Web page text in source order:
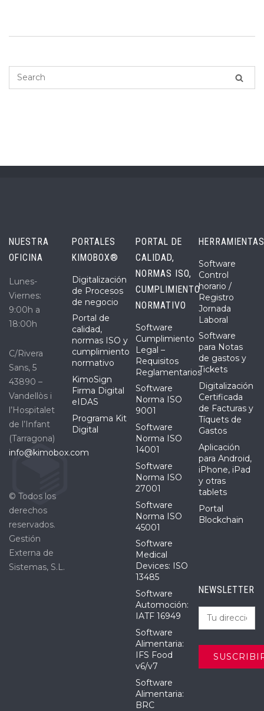
NUESTRA
OFICINA
Lunes-
Viernes:
9:00h a
18:00h
C/Rivera
Sans, 5
43890 –
Vandellòs i
l’Hospitalet
de l’Infant
(Tarragona)
info@kimobox.com
© Todos los
derechos
reservados.
Gestión
Externa de
Sistemas, S.L.
PORTALES
KIMOBOX®
Digitalización
de Procesos
de negocio
Portal de
calidad,
normas ISO y
cumplimiento
normativo
KimoSign
Firma Digital
eIDAS
Programa Kit
Digital
PORTAL DE
CALIDAD,
NORMAS ISO,
CUMPLIMIENTO
NORMATIVO
Software
Cumplimiento
Legal –
Requisitos
Reglamentarios
Software
Norma ISO
9001
Software
Norma ISO
14001
Software
Norma ISO
27001
Software
Norma ISO
45001
Software
Medical
Devices: ISO
13485
Software
Automoción:
IATF 16949
Software
Alimentaria:
IFS Food
v6/v7
Software
Alimentaria:
BRC
Software
Control
horario /
Registro
Jornada
Laboral
Software
para Notas
de gastos y
Tickets
Digitalización
Certificada
de Facturas y
Tíquets de
Gastos
Aplicación
para Android,
iPhone, iPad
y otras
tablets
Portal
Blockchain
NEWSLETTER